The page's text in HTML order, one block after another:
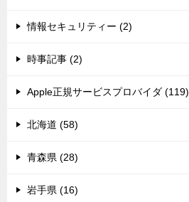
情報セキュリティー (2)
時事記事 (2)
Apple正規サービスプロバイダ (119)
北海道 (58)
青森県 (28)
岩手県 (16)